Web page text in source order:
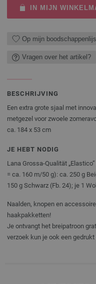
IN MIJN
Op mijn
Vragen over het artikel?
BESCHRIJVING
Een extra grote sjaal met
metgezel voor zwoele
ca. 184 x 53 cm
JE HEBT NODIG
Lana Grossa-Qualität
= ca. 160 m/50 g): ca. 250 g
150 g Schwarz (Fb. 24); je 1
Naalden, knopen en
haakpakketten!
Je ontvangt het breipatroon
verzoek kun je ook een